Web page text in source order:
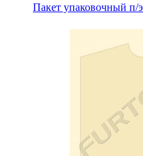
Пакет упаковочный